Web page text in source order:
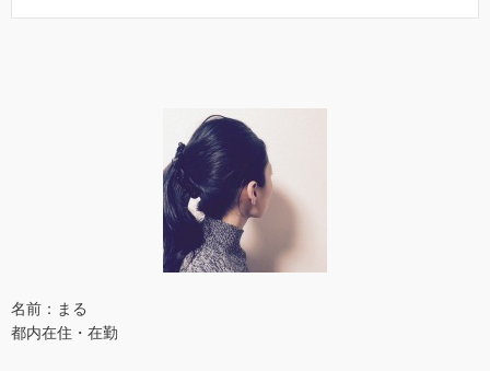
名前：まる
都内在住・在勤